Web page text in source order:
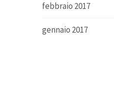
febbraio 2017
gennaio 2017